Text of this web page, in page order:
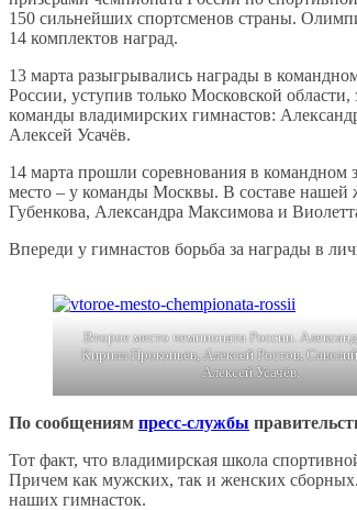
150 сильнейших спортсменов страны.
14 комплектов наград.
13 марта разыгрывались награды в
России, уступив только Московской
команды владимирских гимнастов:
Алексей Усачёв.
14 марта прошли соревнования в командном
место – у команды Москвы. В составе
Губенкова, Александра Максимова и
Впереди у гимнастов борьба за награды в
Второе место чемпионата России.
Кирилл Прокопьев, Алексей Ростов,
Алексей Усачёв.
По сообщениям пресс-службы
Тот факт, что владимирская школа
Причем как мужских, так и женских сборных.
наших гимнасток.